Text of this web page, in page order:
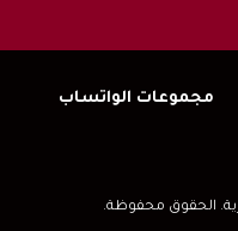
مجموعات الواتساب